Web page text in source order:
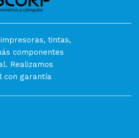
tintas,
componentes
Realizamos
con garantía